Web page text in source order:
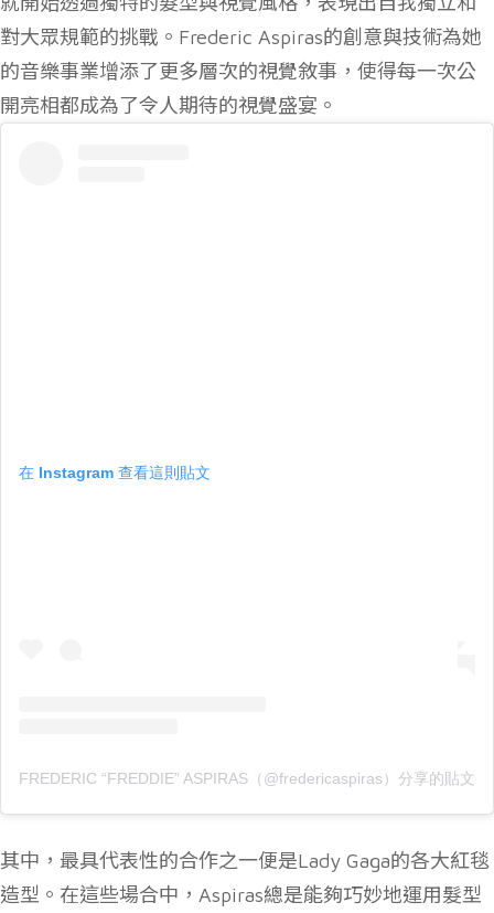
對大眾規範的挑戰。Frederic Aspiras的創意與技術為她
的音樂事業增添了更多層次的視覺敘事，使得每一次公
開亮相都成為了令人期待的視覺盛宴。
在 Instagram 查看這則貼文
FREDERIC “FREDDIE” ASPIRAS（@fredericaspiras）分享的貼文
其中，最具代表性的合作之一便是Lady Gaga的各大紅毯
造型。在這些場合中，Aspiras總是能夠巧妙地運用髮型